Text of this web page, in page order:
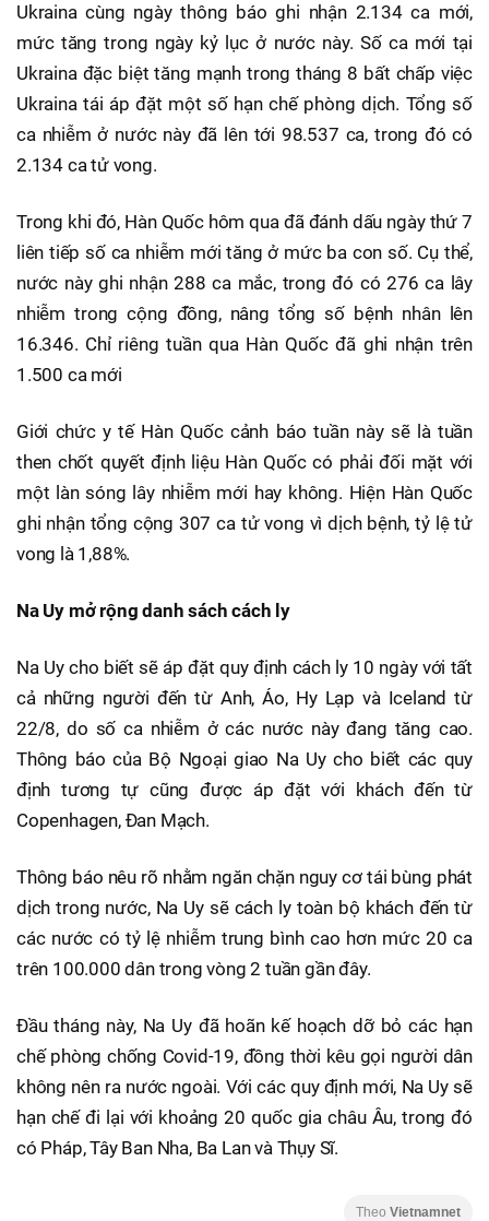
Ukraina cùng ngày thông báo ghi nhận 2.134 ca mới,
mức tăng trong ngày kỷ lục ở nước này. Số ca mới tại
Ukraina đặc biệt tăng mạnh trong tháng 8 bất chấp việc
Ukraina tái áp đặt một số hạn chế phòng dịch. Tổng số
ca nhiễm ở nước này đã lên tới 98.537 ca, trong đó có
2.134 ca tử vong.
Trong khi đó, Hàn Quốc hôm qua đã đánh dấu ngày thứ 7
liên tiếp số ca nhiễm mới tăng ở mức ba con số. Cụ thể,
nước này ghi nhận 288 ca mắc, trong đó có 276 ca lây
nhiễm trong cộng đồng, nâng tổng số bệnh nhân lên
16.346. Chỉ riêng tuần qua Hàn Quốc đã ghi nhận trên
1.500 ca mới
Giới chức y tế Hàn Quốc cảnh báo tuần này sẽ là tuần
then chốt quyết định liệu Hàn Quốc có phải đối mặt với
một làn sóng lây nhiễm mới hay không. Hiện Hàn Quốc
ghi nhận tổng cộng 307 ca tử vong vì dịch bệnh, tỷ lệ tử
vong là 1,88%.
Na Uy mở rộng danh sách cách ly
Na Uy cho biết sẽ áp đặt quy định cách ly 10 ngày với tất
cả những người đến từ Anh, Áo, Hy Lạp và Iceland từ
22/8, do số ca nhiễm ở các nước này đang tăng cao.
Thông báo của Bộ Ngoại giao Na Uy cho biết các quy
định tương tự cũng được áp đặt với khách đến từ
Copenhagen, Đan Mạch.
Thông báo nêu rõ nhằm ngăn chặn nguy cơ tái bùng phát
dịch trong nước, Na Uy sẽ cách ly toàn bộ khách đến từ
các nước có tỷ lệ nhiễm trung bình cao hơn mức 20 ca
trên 100.000 dân trong vòng 2 tuần gần đây.
Đầu tháng này, Na Uy đã hoãn kế hoạch dỡ bỏ các hạn
chế phòng chống Covid-19, đồng thời kêu gọi người dân
không nên ra nước ngoài. Với các quy định mới, Na Uy sẽ
hạn chế đi lại với khoảng 20 quốc gia châu Âu, trong đó
có Pháp, Tây Ban Nha, Ba Lan và Thụy Sĩ.
Theo Vietnamnet